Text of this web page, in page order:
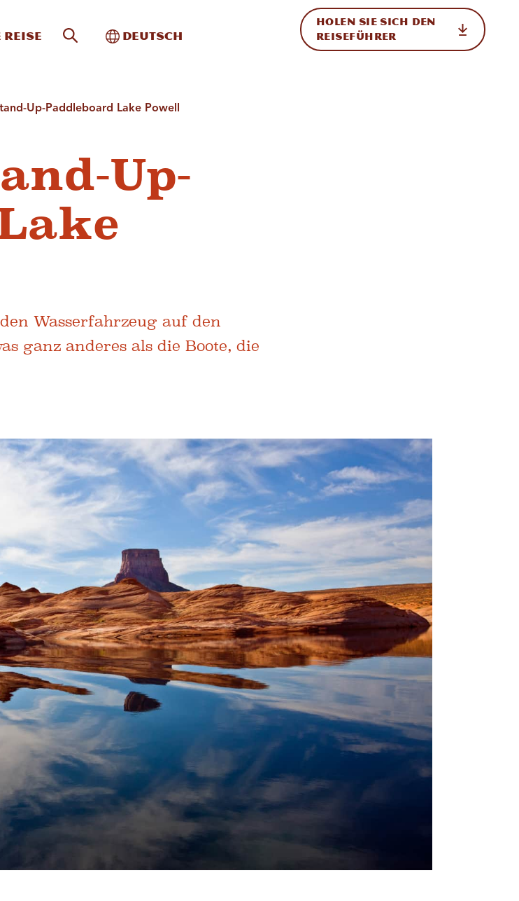
Reise Website-Suche
Toggle International
Deutsch
HOLEN SIE SICH DEN
REISEFÜHRER
Up-Paddleboard Lake Powell
Up-
Wasserfahrzeug auf den
ganz anderes als die Boote, die